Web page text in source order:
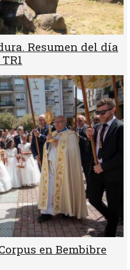
Resumen del día
en Bembibre